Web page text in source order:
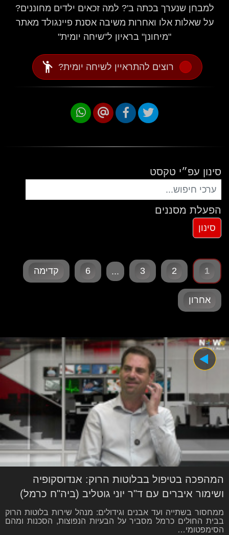
למבחן שנערך בכתה ב'? למה זכאים ילדים מחוננים?
על שאלות אלו ואחרות משיבה אסנת פיינגולד מאתר
"מיחונן" בראיון ל"שיחה יומית"
רוצים להתראיין לשיחה יומית? emoji_people
סינון עפ״י טקסט
הפעלת מסננים
1
2
3
...
6 קדימה
אחרון
המהפכה בטיפול בבלוטות הרוק: אנדוסקופיה
ושימור איברים עם ד"ר יוני גוטליב (ביה"ח כרמל)
ממחסור בשתייה ועד אבנים וגידולים: מנהל שירות בלוטות הרוק
בבית החולים כרמל מסביר על הבעיות הנפוצות, הסכנות ומהם
הסימפטומי…